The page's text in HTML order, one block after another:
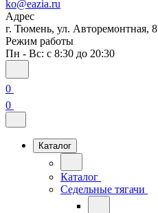
ko@eazia.ru
Адрес
г. Тюмень, ул. Авторемонтная, 8
Режим работы
Пн - Вс: с 8:30 до 20:30
0
0
Каталог
Каталог
Седельные тягачи